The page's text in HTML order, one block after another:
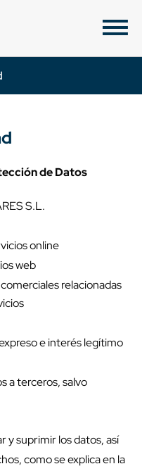
de Datos
S.L.
online
web
relacionadas
e interés legítimo
a terceros, salvo
y suprimir los datos, así
como se explica en la